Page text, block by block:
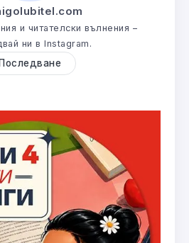
и читателски вълнения –
ни в Instagram.
Последване